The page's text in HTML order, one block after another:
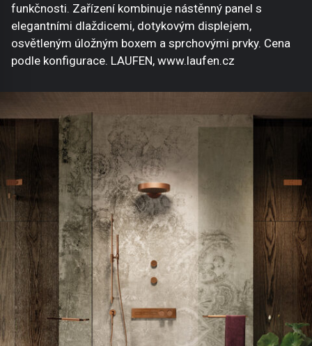
funkčnosti. Zařízení kombinuje nástěnný panel s
elegantními dlaždicemi, dotykovým displejem,
osvětleným úložným boxem a sprchovými prvky. Cena
podle konfigurace. LAUFEN, www.laufen.cz